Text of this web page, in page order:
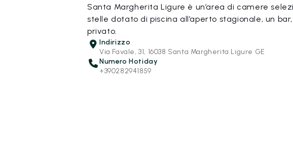
Santa Margherita Ligure è un’area di camere
stelle dotato di piscina all’aperto stagionale, un
privato.
Indirizzo
Via Favale, 31, 16038 Santa Margherita Ligure GE
Numero Hotiday
+390282941859